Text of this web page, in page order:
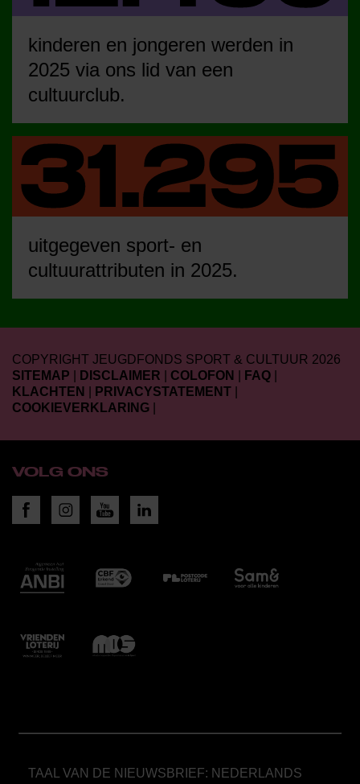
kinderen en jongeren werden in
2025 via ons lid van een
cultuurclub.
uitgegeven sport- en
cultuurattributen in 2025.
COPYRIGHT JEUGDFONDS SPORT & CULTUUR 2026
SITEMAP
DISCLAIMER COLOFON FAQ
KLACHTEN
PRIVACYSTATEMENT
COOKIEVERKLARING
VOLG ONS
TAAL VAN DE NIEUWSBRIEF: NEDERLANDS